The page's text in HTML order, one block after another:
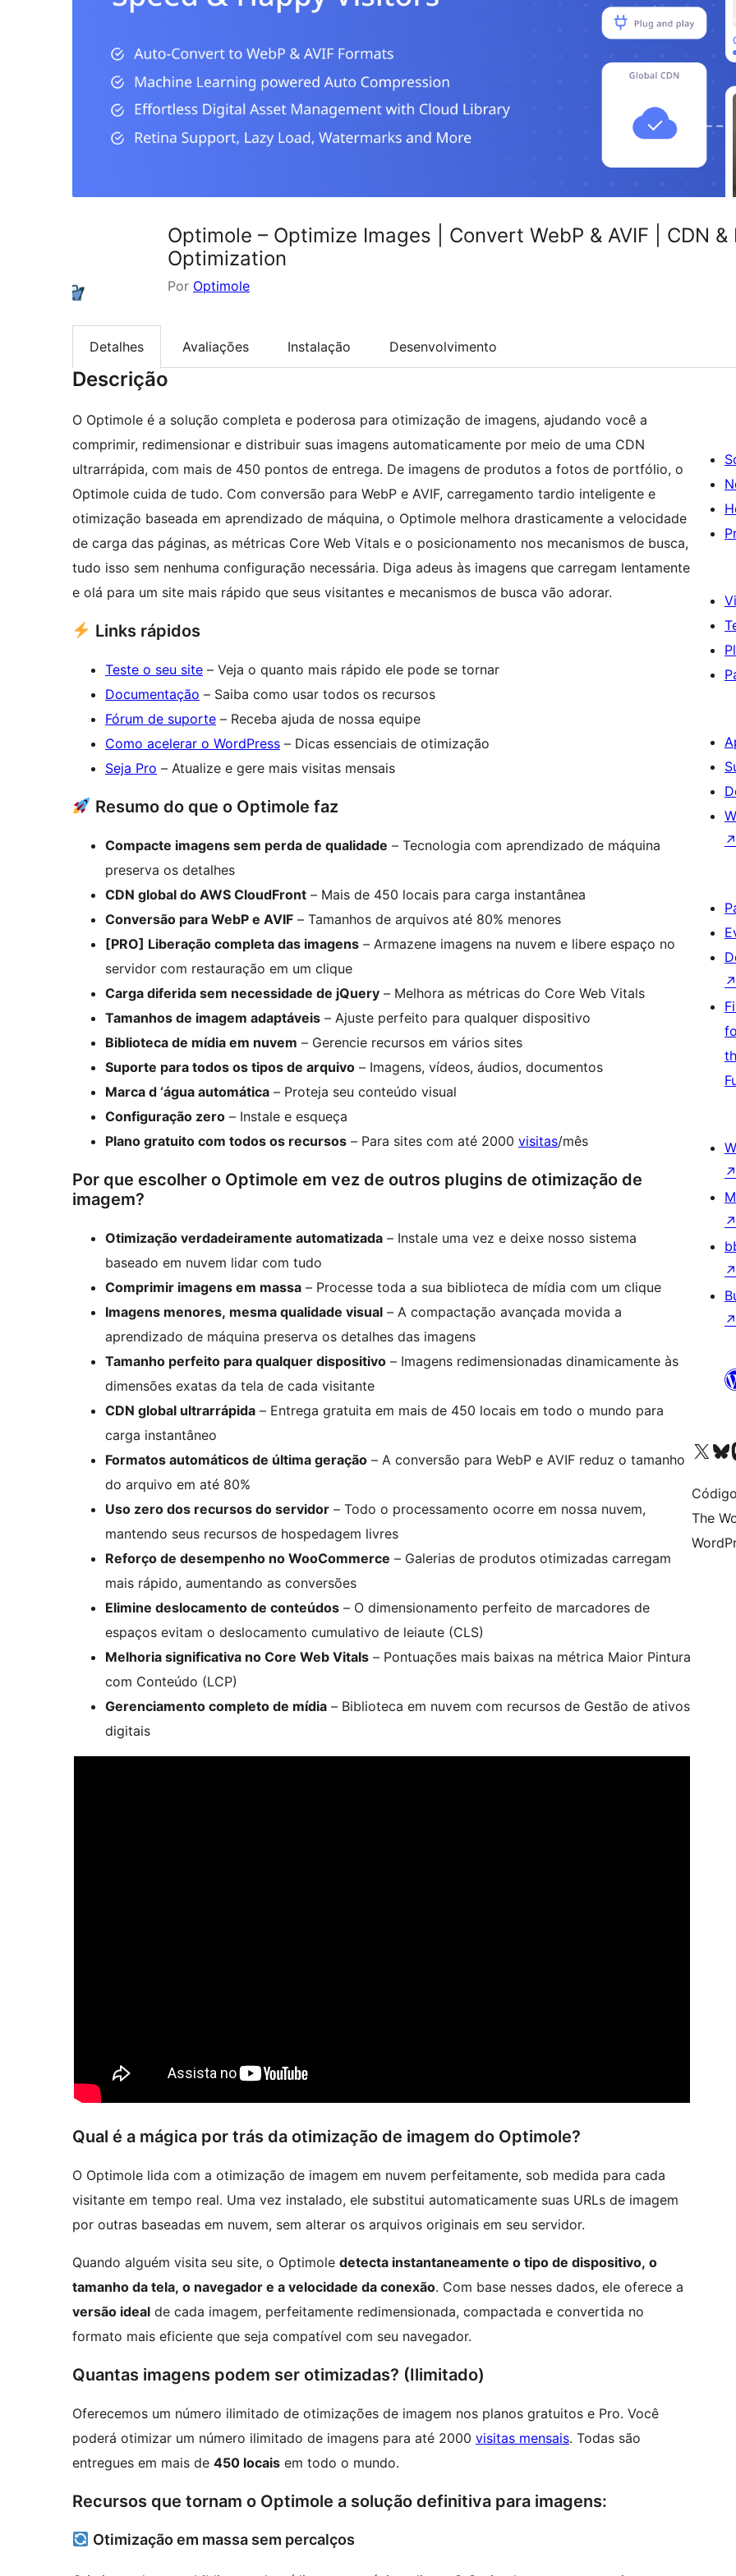
Optimole – Optimize Images | Convert WebP & AVIF | CDN
Optimization
Por Optimole
Detalhes Avaliações Instalação Desenvolvimento
Descrição
O Optimole é a solução completa e poderosa para otimização de imagens, ajudando você a
comprimir, redimensionar e distribuir suas imagens automaticamente por meio de uma CDN
ultrarrápida, com mais de 450 pontos de entrega. De imagens de produtos a fotos de portfólio, o
Optimole cuida de tudo. Com conversão para WebP e AVIF, carregamento tardio inteligente e
otimização baseada em aprendizado de máquina, o Optimole melhora drasticamente a velocidade
de carga das páginas, as métricas Core Web Vitals e o posicionamento nos mecanismos de busca,
tudo isso sem nenhuma configuração necessária. Diga adeus às imagens que carregam lentamente
e olá para um site mais rápido que seus visitantes e mecanismos de busca vão adorar.
Links rápidos
Teste o seu site – Veja o quanto mais rápido ele pode se tornar
Documentação – Saiba como usar todos os recursos
Fórum de suporte – Receba ajuda de nossa equipe
Como acelerar o WordPress – Dicas essenciais de otimização
Seja Pro – Atualize e gere mais visitas mensais
Resumo do que o Optimole faz
Compacte imagens sem perda de qualidade – Tecnologia com aprendizado de máquina
preserva os detalhes
CDN global do AWS CloudFront – Mais de 450 locais para carga instantânea
Conversão para WebP e AVIF – Tamanhos de arquivos até 80% menores
[PRO] Liberação completa das imagens – Armazene imagens na nuvem e libere espaço no
servidor com restauração em um clique
Carga diferida sem necessidade de jQuery – Melhora as métricas do Core Web Vitals
Tamanhos de imagem adaptáveis – Ajuste perfeito para qualquer dispositivo
Biblioteca de mídia em nuvem – Gerencie recursos em vários sites
Suporte para todos os tipos de arquivo – Imagens, vídeos, áudios, documentos
Marca d ‘água automática – Proteja seu conteúdo visual
Configuração zero – Instale e esqueça
Plano gratuito com todos os recursos – Para sites com até 2000 visitas/mês
Por que escolher o Optimole em vez de outros plugins de otimização de
imagem?
Otimização verdadeiramente automatizada – Instale uma vez e deixe nosso sistema
baseado em nuvem lidar com tudo
Comprimir imagens em massa – Processe toda a sua biblioteca de mídia com um clique
Imagens menores, mesma qualidade visual – A compactação avançada movida a
aprendizado de máquina preserva os detalhes das imagens
Tamanho perfeito para qualquer dispositivo – Imagens redimensionadas dinamicamente às
dimensões exatas da tela de cada visitante
CDN global ultrarrápida – Entrega gratuita em mais de 450 locais em todo o mundo para
carga instantâneo
Formatos automáticos de última geração – A conversão para WebP e AVIF reduz o tamanho
do arquivo em até 80%
Uso zero dos recursos do servidor – Todo o processamento ocorre em nossa nuvem,
mantendo seus recursos de hospedagem livres
Reforço de desempenho no WooCommerce – Galerias de produtos otimizadas carregam
mais rápido, aumentando as conversões
Elimine deslocamento de conteúdos – O dimensionamento perfeito de marcadores de
espaços evitam o deslocamento cumulativo de leiaute (CLS)
Melhoria significativa no Core Web Vitals – Pontuações mais baixas na métrica Maior Pintura
com Conteúdo (LCP)
Gerenciamento completo de mídia – Biblioteca em nuvem com recursos de Gestão de ativos
digitais
Qual é a mágica por trás da otimização de imagem do Optimole?
O Optimole lida com a otimização de imagem em nuvem perfeitamente, sob medida para cada
visitante em tempo real. Uma vez instalado, ele substitui automaticamente suas URLs de imagem
por outras baseadas em nuvem, sem alterar os arquivos originais em seu servidor.
Quando alguém visita seu site, o Optimole detecta instantaneamente o tipo de dispositivo, o
tamanho da tela, o navegador e a velocidade da conexão. Com base nesses dados, ele oferece a
versão ideal de cada imagem, perfeitamente redimensionada, compactada e convertida no
formato mais eficiente que seja compatível com seu navegador.
Quantas imagens podem ser otimizadas? (Ilimitado)
Oferecemos um número ilimitado de otimizações de imagem nos planos gratuitos e Pro. Você
poderá otimizar um número ilimitado de imagens para até 2000 visitas mensais. Todas são
entregues em mais de 450 locais em todo o mundo.
Recursos que tornam o Optimole a solução definitiva para imagens:
Otimização em massa sem percalços
↗
↗
↗
↗
↗
↗
Acessar nossa conta
Acessar
The